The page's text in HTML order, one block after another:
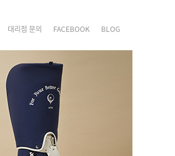
대리점 문의 FACEBOOK BLOG